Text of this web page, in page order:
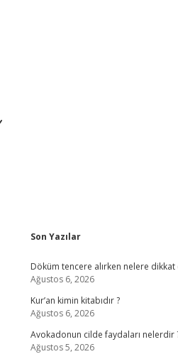
Sidebar
Son Yazılar
Döküm tencere alırken nelere dikkat
Ağustos 6, 2026
Kur’an kimin kitabıdır ?
Ağustos 6, 2026
Avokadonun cilde faydaları nelerdir
Ağustos 5, 2026